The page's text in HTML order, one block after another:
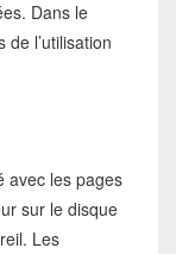
Dans le
l’utilisation
avec les pages
sur le disque
Les